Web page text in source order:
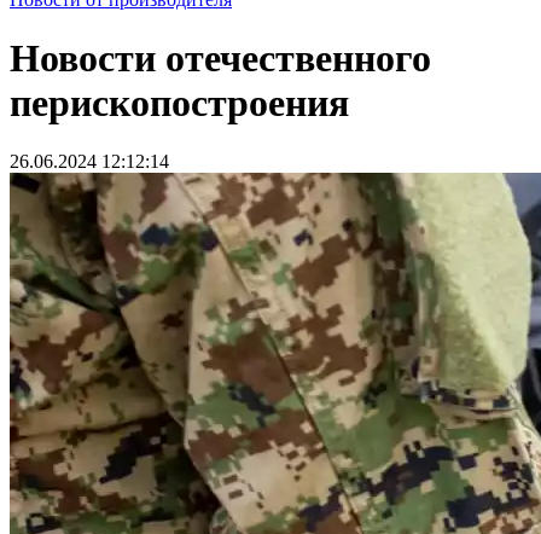
Новости отечественного
перископостроения
26.06.2024 12:12:14